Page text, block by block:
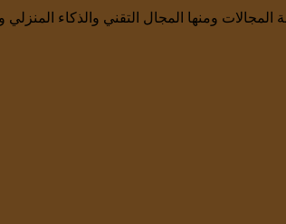
ومنها المجال التقني والذكاء